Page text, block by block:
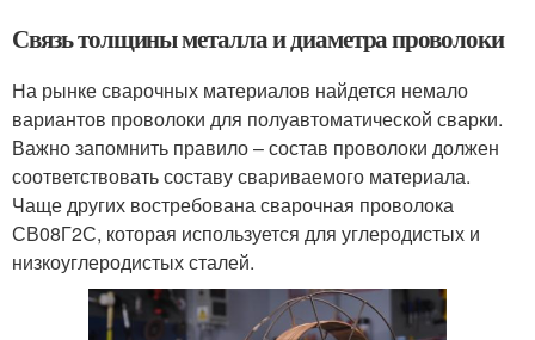
Связь толщины металла и диаметра проволоки
На рынке сварочных материалов найдется немало
вариантов проволоки для полуавтоматической сварки.
Важно запомнить правило – состав проволоки должен
соответствовать составу свариваемого материала.
Чаще других востребована сварочная проволока
СВ08Г2С, которая используется для углеродистых и
низкоуглеродистых сталей.